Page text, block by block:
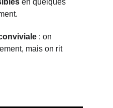
en quelques
: on
mais on rit